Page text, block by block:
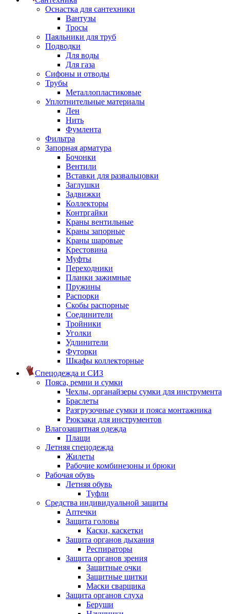
Оснастка для сантехники
Вантузы
Тросы
Паяльники для труб
Подводки
Для воды
Для газа
Сифоны и отводы
Трубы
Металлопластиковые
Уплотнительные материалы
Лен
Нить
Фумлента
Фильтра
Запорная арматура
Бочонки
Вентили
Вставки для развальцовки
Заглушки
Задвижки
Коллекторы
Контргайки
Краны вентильные
Краны запорные
Краны шаровые
Крестовина
Муфты
Переходники
Планки зажимные
Пружины
Распорки
Скобы распорные
Соединители
Тройники
Уголки
Удлинители
Футорки
Шкафы коллекторные
Спецодежда и СИЗ
Пояса, ремни и сумки
Чехлы, органайзеры сумки для инструмента
Браслеты
Разгрузочные сумки и пояса монтажника
Рюкзаки для инструментов
Влагозащитная одежда
Плащи
Летняя спецодежда
Жилеты
Рабочие комбинезоны и брюки
Рабочая обувь
Летняя обувь
Туфли
Средства индивидуальной защиты
Аптечки
Защита головы
Каски, каскетки
Защита органов дыхания
Респираторы
Защита органов зрения
Защитные очки
Защитные щитки
Маски сварщика
Защита органов слуха
Беруши